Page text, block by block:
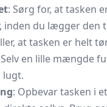
: Sørg for, at tasken
inden du lægger den
at tasken er helt
en lille mængde
lugt.
: Opbevar tasken i